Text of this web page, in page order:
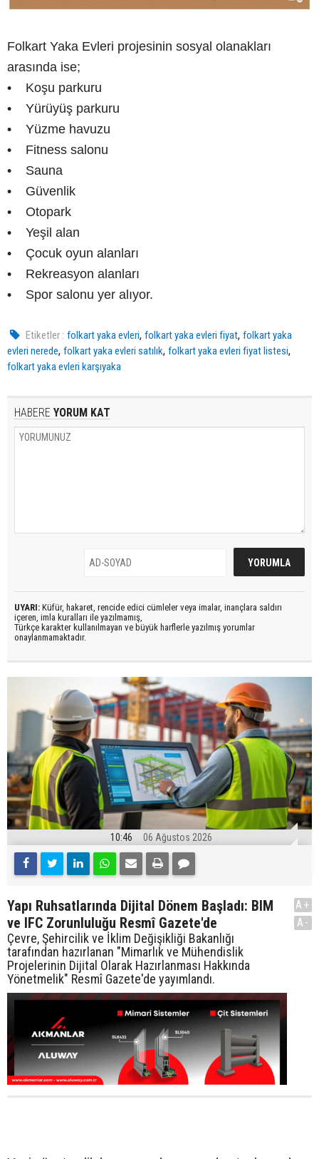
Folkart Yaka Evleri projesinin sosyal olanakları
arasında ise;
• Koşu parkuru
• Yürüyüş parkuru
• Yüzme havuzu
• Fitness salonu
• Sauna
• Güvenlik
• Otopark
• Yeşil alan
• Çocuk oyun alanları
• Rekreasyon alanları
• Spor salonu yer alıyor.
Etiketler : folkart yaka evleri,folkart yaka evleri fiyat,folkart yaka
evleri nerede, folkart yaka evleri satılık, folkart yaka evleri fiyat listesi,
folkart yaka evleri karşıyaka
HABERE YORUM KAT
UYARI: Küfür, hakaret, rencide edici cümleler veya imalar, inançlara saldırı
içeren, imla kuralları ile yazılmamış,
Türkçe karakter kullanılmayan ve büyük harflerle yazılmış yorumlar
onaylanmamaktadır.
10:46 06 Ağustos 2026
Yapı Ruhsatlarında Dijital Dönem Başladı: BIM
ve IFC Zorunluluğu Resmî Gazete'de
Çevre, Şehircilik ve İklim Değişikliği Bakanlığı
tarafından hazırlanan "Mimarlık ve Mühendislik
Projelerinin Dijital Olarak Hazırlanması Hakkında
Yönetmelik" Resmî Gazete'de yayımlandı.
A+
A-